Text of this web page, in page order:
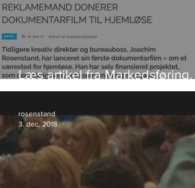
Læs artikel fra Markedsføring.
Klik på foto.
rosenstand
3. dec. 2018